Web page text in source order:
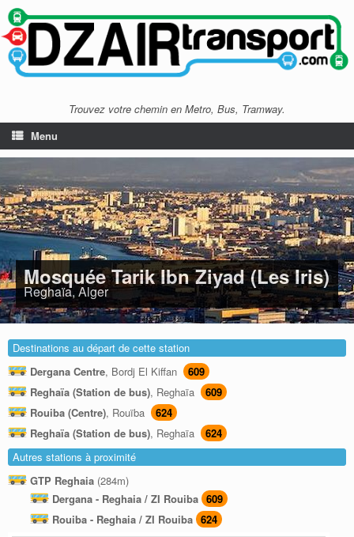
Trouvez votre chemin en Metro, Bus, Tramway.
Menu
Mosquée Tarik Ibn Ziyad (Les Iris)
Reghaïa, Alger
Destinations au départ de cette station
Dergana Centre, Bordj El Kiffan
609
Reghaïa (Station de bus), Reghaïa
609
Rouiba (Centre), Rouïba
624
Reghaïa (Station de bus), Reghaïa
624
Autres stations à proximité
GTP Reghaia (284m)
Dergana - Reghaia / ZI Rouiba 609
Rouiba - Reghaia / ZI Rouiba 624